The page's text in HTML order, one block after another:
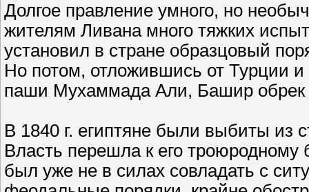
Долгое правление умного, но
жителям Ливана много тяжких
установил в стране образцовый
Но потом, отложившись от Турции и
паши Мухаммада Али, Башир обрек
В 1840 г. египтяне были выбиты из
Власть перешла к его
был уже не в силах совладать с